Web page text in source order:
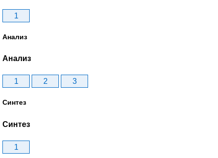
1
Анализ
Анализ
1 2 3
Синтез
Синтез
1